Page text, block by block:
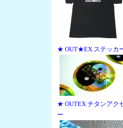
★ OUT★EX ステッカ
★ OUTEX チタンアク
ー